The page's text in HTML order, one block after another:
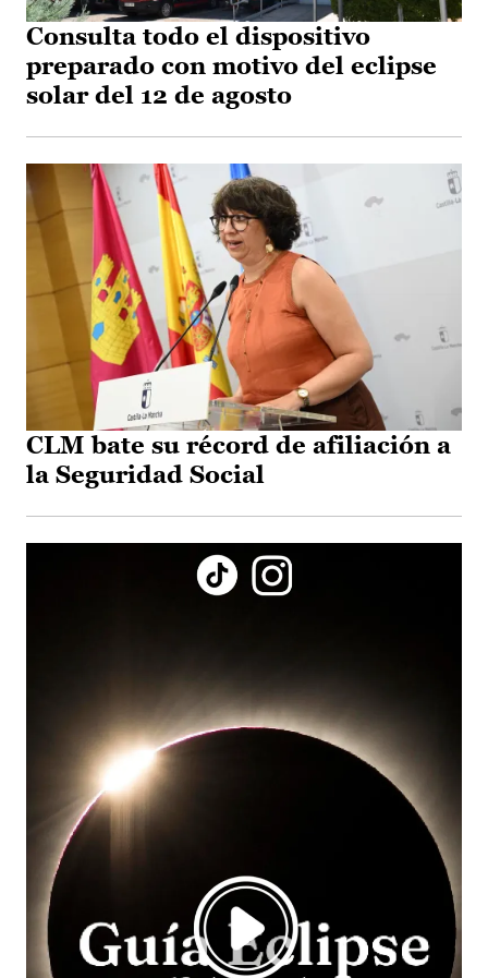
Consulta todo el dispositivo
preparado con motivo del eclipse
solar del 12 de agosto
CLM bate su récord de afiliación a
la Seguridad Social